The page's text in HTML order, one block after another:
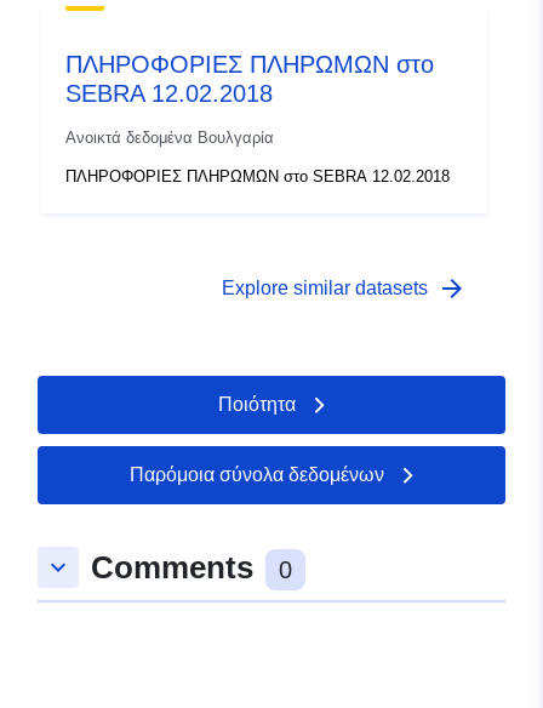
ΠΛΗΡΟΦΟΡΙΕΣ ΠΛΗΡΩΜΩΝ στο
SEBRA 12.02.2018
Ανοικτά δεδομένα Βουλγαρία
ΠΛΗΡΟΦΟΡΙΕΣ ΠΛΗΡΩΜΩΝ στο SEBRA 12.02.2018
Explore similar datasets arrow_forward
Ποιότητα
Παρόμοια σύνολα δεδομένων
keyboard_arrow_down Comments 0